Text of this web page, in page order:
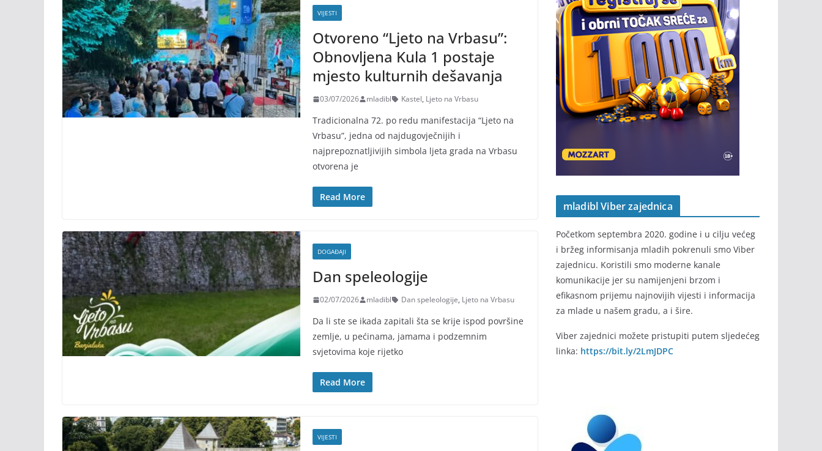
VIJESTI
Otvoreno “Ljeto na Vrbasu”:
Obnovljena Kula 1 postaje
mjesto kulturnih dešavanja
03/07/2026 mladibl Kastel, Ljeto na Vrbasu
Tradicionalna 72. po redu manifestacija “Ljeto na
Vrbasu”, jedna od najdugovječnijih i
najprepoznatljivijih simbola ljeta grada na Vrbasu
otvorena je
Read More
DOGAĐAJI
Dan speleologije
02/07/2026 mladibl Dan speleologije, Ljeto na Vrbasu
Da li ste se ikada zapitali šta se krije ispod površine
zemlje, u pećinama, jamama i podzemnim
svjetovima koje rijetko
Read More
VIJESTI
mladibl Viber zajednica
Početkom septembra 2020. godine i u cilju većeg
i bržeg informisanja mladih pokrenuli smo Viber
zajednicu. Koristili smo moderne kanale
komunikacije jer su namijenjeni brzom i
efikasnom prijemu najnovijih vijesti i informacija
za mlade u našem gradu, a i šire.
Viber zajednici možete pristupiti putem sljedećeg
linka: https://bit.ly/2LmJDPC